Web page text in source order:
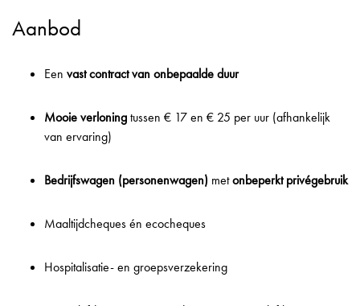
Aanbod
Een vast contract van onbepaalde duur
Mooie verloningtussen € 17 en € 25 per uur (afhankelijk
van ervaring)
Bedrijfswagen (personenwagen) metonbeperkt privégebruik
Maaltijdcheques én ecocheques
Hospitalisatie- en groepsverzekering